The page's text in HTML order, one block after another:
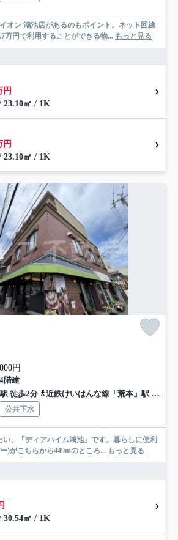
オン 鴻池店があるのもポイント。ネット回線
万円で利用することができる物... もっと見る
円
23.10㎡ / 1K
円
23.10㎡ / 1K
円
階建
徒歩2分
近鉄けいはんな線「荒本」駅 徒歩19分
公共下水
、「ディアハイム鴻池」です。暮らしに便利
)がこちらから449mのところ... もっと見る
30.54㎡ / 1K